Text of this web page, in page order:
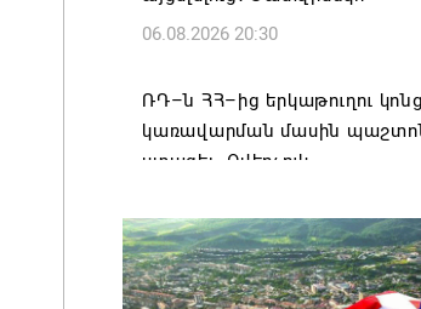
06.08.2026 20:30
ՌԴ–ն ՀՀ–ից երկաթուղու
կառավարման մասին
ստացել. Օվերչուկ
Հայաստանյայց Առաքելական
առաջնորդը կկանգնի